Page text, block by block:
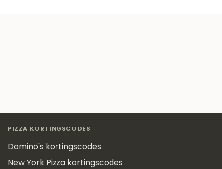
PIZZA KORTINGSCODES
Domino's kortingscodes
New York Pizza kortingscodes